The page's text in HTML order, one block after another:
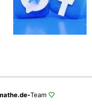
Team